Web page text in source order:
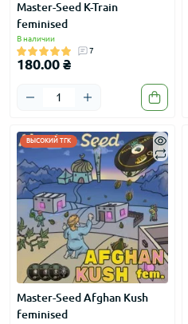
Master-Seed K-Train
feminised
В наличии
7
180.00 ₴
ВЫСОКИЙ ТГК
Master-Seed Afghan Kush
feminised